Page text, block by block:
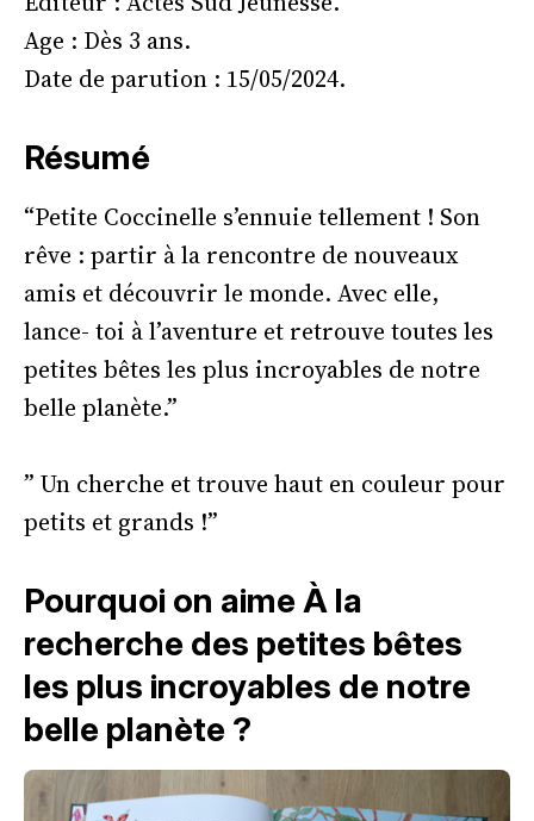
Age : Dès 3 ans.
Date de parution : 15/05/2024.
Résumé
“Petite Coccinelle s’ennuie tellement ! Son
rêve : partir à la rencontre de nouveaux
amis et découvrir le monde. Avec elle,
lance- toi à l’aventure et retrouve toutes les
petites bêtes les plus incroyables de notre
belle planète.”
” Un cherche et trouve haut en couleur pour
petits et grands !”
Pourquoi on aime À la
recherche des petites bêtes
les plus incroyables de notre
belle planète ?